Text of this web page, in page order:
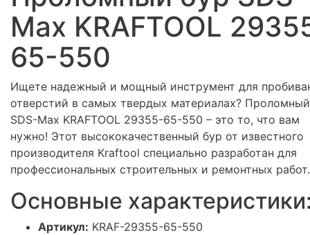
Max KRAFTOOL
65-550
Ищете надежный и мощный инструмент для
отверстий в самых твердых материалах?
SDS-Max KRAFTOOL 29355-65-550 – это то, что вам
нужно! Этот высококачественный бур от известного
производителя Kraftool специально разработан для
профессиональных строительных и ремонтных работ.
Основные
Артикул: KRAF-29355-65-550